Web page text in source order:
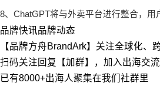
8、ChatGPT将与外卖平台进行整合，
品牌快讯品牌动态
【品牌方舟BrandArk】关注全球化
扫码关注回复【加群】，加入出海交
已有8000+出海人聚集在我们社群里